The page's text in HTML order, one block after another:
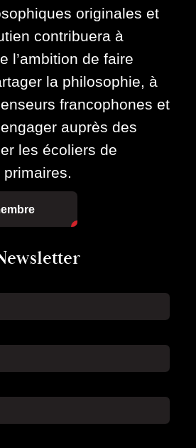
originales et
contribuera à
l’ambition de faire
la philosophie, à
francophones et
auprès des
les écoliers de